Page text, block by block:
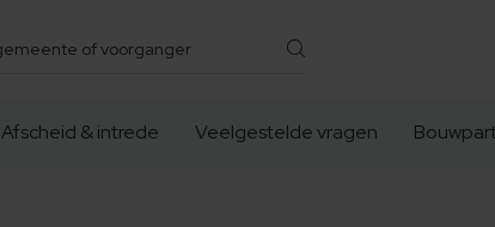
Afscheid & intrede Veelgestelde vragen